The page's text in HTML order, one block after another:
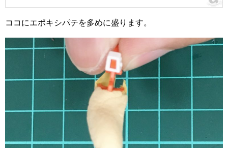
ココにエポキシパテを多めに盛ります。